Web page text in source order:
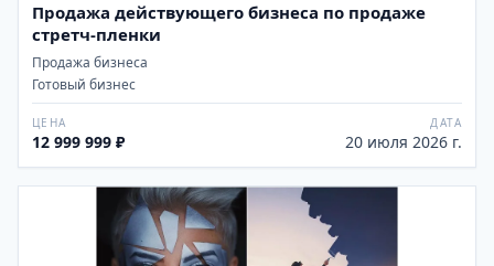
Продажа действующего бизнеса по продаже
стретч-пленки
Продажа бизнеса
Готовый бизнес
ЦЕНА
12 999 999 ₽
ДАТА
20 июля 2026 г.